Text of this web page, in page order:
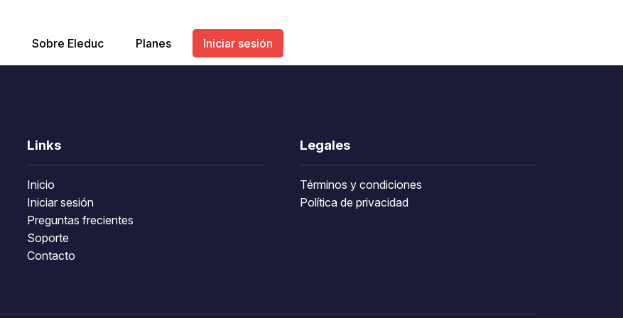
Sobre Eleduc Planes Iniciar sesión
Links
Inicio
Iniciar sesión
Preguntas frecientes
Soporte
Contacto
Legales
Términos y condiciones
Política de privacidad